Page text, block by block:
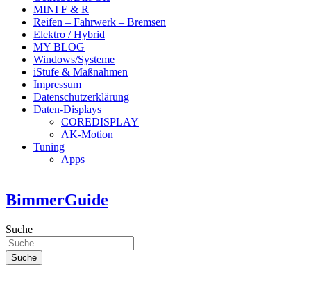
MINI F & R
Reifen – Fahrwerk – Bremsen
Elektro / Hybrid
MY BLOG
Windows/Systeme
iStufe & Maßnahmen
Impressum
Datenschutzerklärung
Daten-Displays
COREDISPLAY
AK-Motion
Tuning
Apps
BimmerGuide
Suche
Suche